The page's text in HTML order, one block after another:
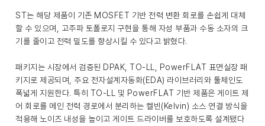
ST는 해당 제품이 기존 MOSFET 기반 전력 변환 회로를 손쉽게 대체
할 수 있으며, 고주파 토폴로지 구현을 통해 자성 부품과 수동 소자의 크
기를 줄이고 전력 밀도를 향상시킬 수 있다고 밝혔다.
패키지는 시장에서 검증된 DPAK, TO-LL, PowerFLAT 표면실장 패
키지로 제공되며, 주요 전자설계자동화(EDA) 라이브러리와 툴체인도
폭넓게 지원한다. 특히 TO-LL 및 PowerFLAT 기반 제품은 게이트 제
어 회로를 메인 전력 경로에서 분리하는 켈빈(Kelvin) 소스 연결 방식을
적용해 노이즈 내성을 높이고 게이트 드라이버를 보호하도록 설계됐다